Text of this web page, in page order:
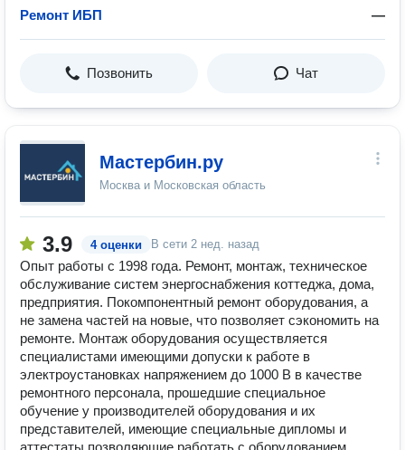
Ремонт ИБП —
Позвонить Чат
Мастербин.ру
Москва и Московская область
3.9 4 оценки В сети 2 нед. назад
Опыт работы с 1998 года. Ремонт, монтаж, техническое
обслуживание систем энергоснабжения коттеджа, дома,
предприятия. Покомпонентный ремонт оборудования, а
не замена частей на новые, что позволяет сэкономить на
ремонте. Монтаж оборудования осуществляется
специалистами имеющими допуски к работе в
электроустановках напряжением до 1000 В в качестве
ремонтного персонала, прошедшие специальное
обучение у производителей оборудования и их
представителей, имеющие специальные дипломы и
аттестаты позволяющие работать с оборудованием.